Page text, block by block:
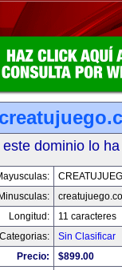
dominio lo
Minusculas:
Longitud:
11 caracteres
Categorias:
Sin Clasificar
Precio:
$899.00